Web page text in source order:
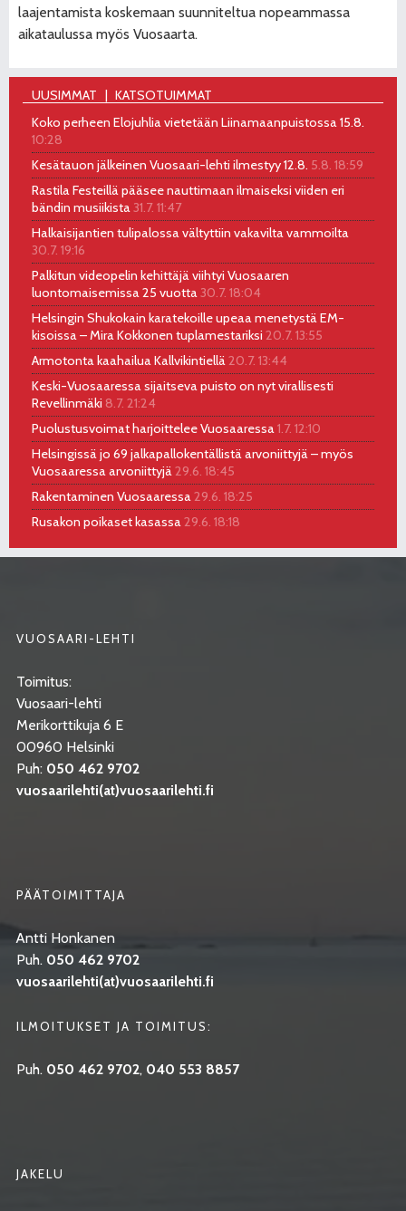
laajentamista koskemaan suunniteltua nopeammassa
aikataulussa myös Vuosaarta.
UUSIMMAT
KATSOTUIMMAT
Koko perheen Elojuhlia vietetään Liinamaanpuistossa 15.8.
10:28
Kesätauon jälkeinen Vuosaari-lehti ilmestyy 12.8. 5.8. 18:59
Rastila Festeillä pääsee nauttimaan ilmaiseksi viiden eri
bändin musiikista31.7. 11:47
Halkaisijantien tulipalossa vältyttiin vakavilta vammoilta
30.7. 19:16
Palkitun videopelin kehittäjä viihtyi Vuosaaren
luontomaisemissa 25 vuotta30.7. 18:04
Helsingin Shukokain karatekoille upeaa menetystä EM-
kisoissa – Mira Kokkonen tuplamestariksi 20.7. 13:55
Armotonta kaahailua Kallvikintiellä20.7. 13:44
Keski-Vuosaaressa sijaitseva puisto on nyt virallisesti
Revellinmäki 8.7. 21:24
Puolustusvoimat harjoittelee Vuosaaressa1.7. 12:10
Helsingissä jo 69 jalkapallokentällistä arvoniittyjä – myös
Vuosaaressa arvoniittyjä29.6. 18:45
Rakentaminen Vuosaaressa29.6. 18:25
Rusakon poikaset kasassa29.6. 18:18
VUOSAARI-LEHTI
Toimitus:
Vuosaari-lehti
Merikorttikuja 6 E
00960 Helsinki
Puh: 050 462 9702
vuosaarilehti(at)vuosaarilehti.fi
PÄÄTOIMITTAJA
Antti Honkanen
Puh. 050 462 9702
vuosaarilehti(at)vuosaarilehti.fi
ILMOITUKSET JA TOIMITUS:
Puh. 050 462 9702, 040 553 8857
JAKELU